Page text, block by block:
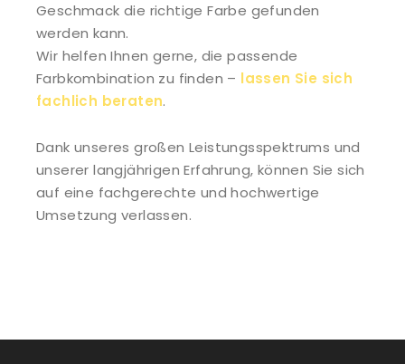
Geschmack die richtige Farbe gefunden
werden kann.
Wir helfen Ihnen gerne, die passende
Farbkombination zu finden – lassen Sie sich
fachlich beraten.
Dank unseres großen Leistungsspektrums und
unserer langjährigen Erfahrung, können Sie sich
auf eine fachgerechte und hochwertige
Umsetzung verlassen.